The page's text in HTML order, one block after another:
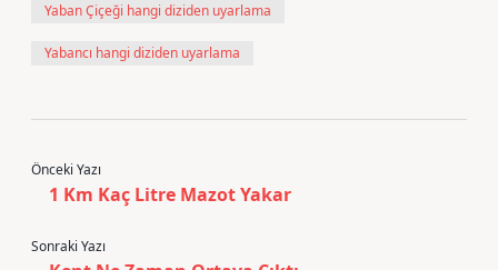
Yaban Çiçeği hangi diziden uyarlama
Yabancı hangi diziden uyarlama
Önceki Yazı
1 Km Kaç Litre Mazot Yakar
Sonraki Yazı